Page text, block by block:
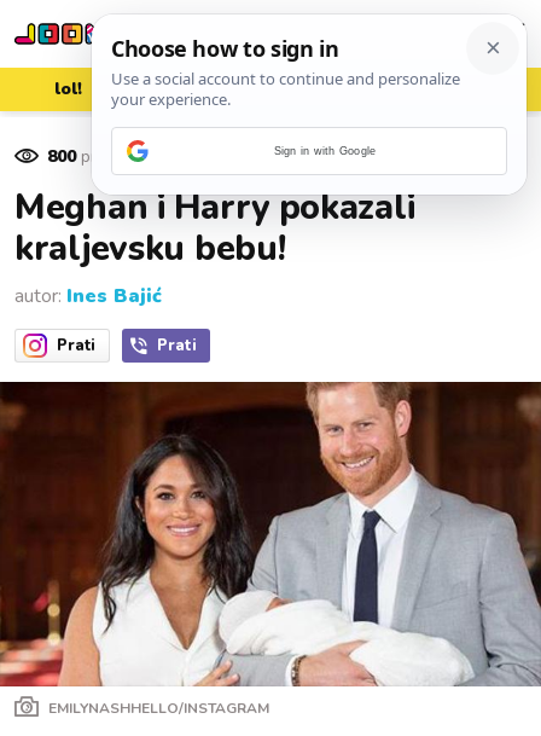
lol! aww vrh! woot?!
800pregleda
Meghan i Harry pokazali
kraljevsku bebu!
autor: Ines Bajić
Prati Prati
EMILYNASHHELLO/INSTAGRAM
Sign in with Google